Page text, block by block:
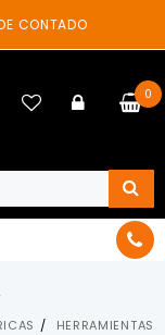
CONTADO
0
HERRAMIENTAS